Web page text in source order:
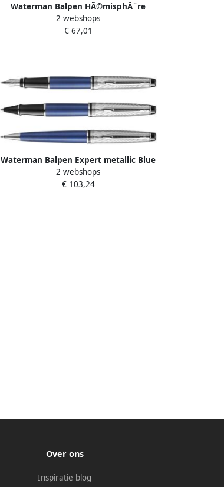
Waterman Balpen HÃ©misphÃ¨re
Colour Blocking black en white CT
medium
2 webshops
€ 67,01
Waterman Balpen Expert metallic Blue
CT medium
2 webshops
€ 103,24
Over ons
Inspiratie blog